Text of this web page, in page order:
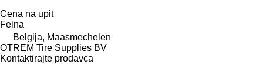
Cena na upit
Felna
Belgija, Maasmechelen
OTREM Tire Supplies BV
Kontaktirajte prodavca